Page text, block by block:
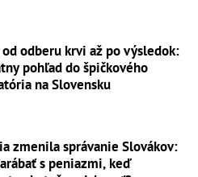
od odberu krvi až po výsledok:
pohľad do špičkového
na Slovensku
zmenila správanie Slovákov:
s peniazmi, keď